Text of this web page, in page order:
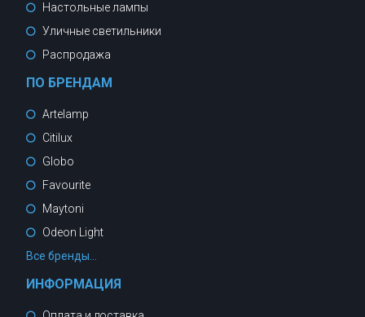
Настольные лампы
Уличные светильники
Распродажа
ПО БРЕНДАМ
Artelamp
Citilux
Globo
Favourite
Maytoni
Odeon Light
Все бренды...
ИНФОРМАЦИЯ